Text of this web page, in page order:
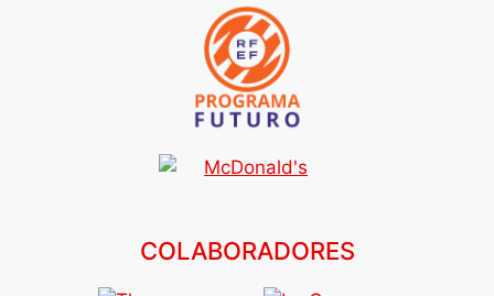
COLABORADORES